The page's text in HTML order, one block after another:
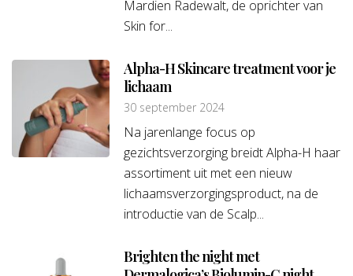
Mardien Radewalt, de oprichter van
Skin for...
Alpha-H Skincare treatment voor je
lichaam
30 september 2024
Na jarenlange focus op
gezichtsverzorging breidt Alpha-H haar
assortiment uit met een nieuw
lichaamsverzorgingsproduct, na de
introductie van de Scalp...
Brighten the night met